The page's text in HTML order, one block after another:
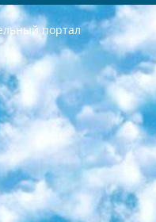
портал
владения иностранными языками перечень согласно приложению 2; 2. Педагогический при специализированных образовательных учреждениях. научно-практический центр квалификации и международной оценки (Д.Давидова) 2024 г. До 25 марта: задания по предметам, по которым будет проводиться итоговая аттестация разработка и утверждение технических условий; итоговая аттестация на основании разработанного предметного задания разработка вопросов по предметам (устно и письменно), экзамен передача; общеобразовательные средние школы и специальные учебные заведения учащиеся выпускных классов школ и интернатов в агентской системе подготовка базы данных экзаменационных материалов и критериев оценки; перевод базы экзаменационных материалов на все языки обучения подать в Республиканский образовательный центр для изготовления; варианты экзаменов на основе разработанных контрольных материалов пусть будут поставлены задачи формирования. 3. Республиканский образовательный центр (Ш.Худайкулов) до 5 апреля 2024 года. до: база данных предоставленных экзаменационных материалов на все языки обучения перевод и экспертиза; для слепых, слабовидящих, глухих, слабослышащих и умственно отсталых детей учащиеся выпускных классов специализированных школ и школ-интернатов база данных экзаменационных материалов на всех преподаваемых языках подготовка критериев оценки; специализированные школы для умственно отсталых детей и технологии для учащихся выпускных классов школ-интернатов разработка соответствующих рекомендаций и критериев проведения ЕГЭ по естествознанию давать задания. 4. Педагогический при специализированных образовательных учреждениях. Научно-практический центр навыков и международной оценки (Д.Давидова), Республика образовательный центр (Худайкулов Ш.) итоговый государственный аттестационный экзамен ориентирован на творческое и логическое мышление при подготовке базы материалов учитывать введение заданий.